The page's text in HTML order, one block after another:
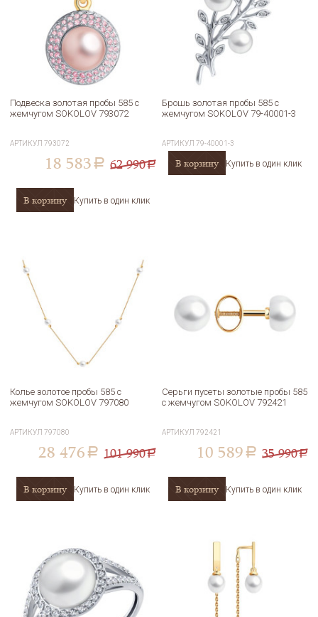
Подвеска золотая пробы 585 с
жемчугом SOKOLOV 793072
АРТИКУЛ793072
18 583 a 62 990a
В корзину Купить в один клик
Брошь золотая пробы 585 с
жемчугом SOKOLOV 79-40001-3
АРТИКУЛ79-40001-3
В корзину Купить в один клик
Колье золотое пробы 585 с
жемчугом SOKOLOV 797080
АРТИКУЛ797080
28 476 a 101 990a
В корзину Купить в один клик
Серьги пусеты золотые пробы 585
с жемчугом SOKOLOV 792421
АРТИКУЛ792421
10 589 a 35 990a
В корзину Купить в один клик